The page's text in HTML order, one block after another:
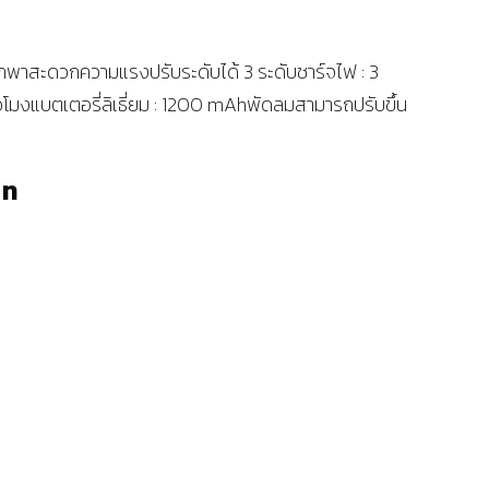
าสะดวกความแรงปรับระดับได้ 3 ระดับชาร์จไฟ : 3
มงแบตเตอรี่ลิเธี่ยม : 1200 mAhพัดลมสามารถปรับขึ้น